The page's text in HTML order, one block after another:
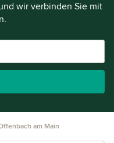
wir verbinden Sie mit
am Main